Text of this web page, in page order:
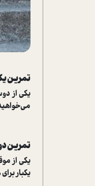
تمرین
یکی از
می‌خواهید
تمرین
یکی از
یکبار